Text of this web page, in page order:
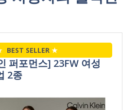
BEST SELLER ★
퍼포먼스] 23FW 여성
2종